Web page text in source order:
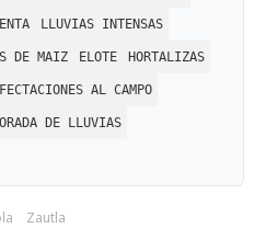
LLUVIAS INTENSAS
DE MAIZ ELOTE HORTALIZAS
AL CAMPO
DE LLUVIAS
Zautla